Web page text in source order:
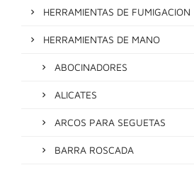
HERRAMIENTAS DE FUMIGACION
HERRAMIENTAS DE MANO
ABOCINADORES
ALICATES
ARCOS PARA SEGUETAS
BARRA ROSCADA